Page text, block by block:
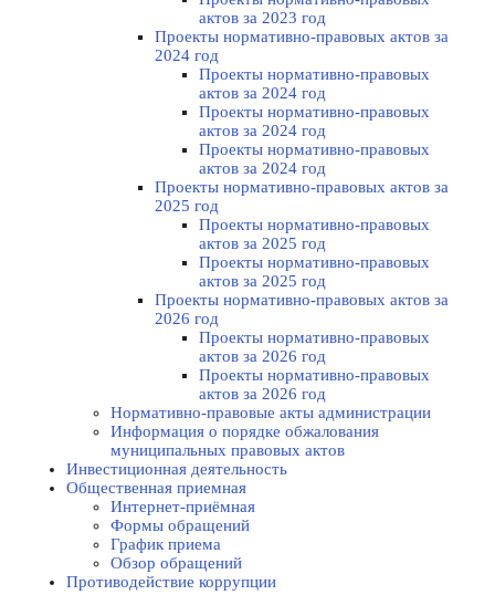
актов за 2023 год
Проекты нормативно-правовых актов за
2024 год
Проекты нормативно-правовых
актов за 2024 год
Проекты нормативно-правовых
актов за 2024 год
Проекты нормативно-правовых
актов за 2024 год
Проекты нормативно-правовых актов за
2025 год
Проекты нормативно-правовых
актов за 2025 год
Проекты нормативно-правовых
актов за 2025 год
Проекты нормативно-правовых актов за
2026 год
Проекты нормативно-правовых
актов за 2026 год
Проекты нормативно-правовых
актов за 2026 год
Нормативно-правовые акты администрации
Информация о порядке обжалования
муниципальных правовых актов
Инвестиционная деятельность
Общественная приемная
Интернет-приёмная
Формы обращений
График приема
Обзор обращений
Противодействие коррупции